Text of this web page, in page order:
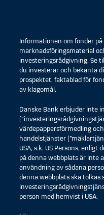
Informationen om fonder
marknadsföringsmaterial
investeringsrådgivning. Se
du investerar och bekanta
prospektet, faktablad för
av klagomål.
Danske Bank erbjuder inte
värdepappersförmedling
handelstjänster
USA, s.k. US Persons,
på denna webbplats är inte
användning av sådana
denna webbplats ska tolkas
person med hemvist i USA.